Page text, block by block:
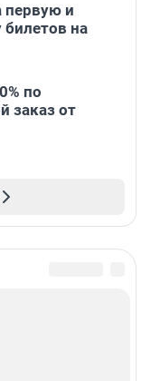
первую и
на
по
заказ от